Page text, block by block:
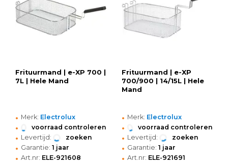
Frituurmand | e-XP 700 |
7L | Hele Mand
• Merk: Electrolux
• voorraad controleren
• Levertijd: zoeken
• Garantie: 1 jaar
• Art.nr: ELE-921608
Frituurmand | e-XP
700/900 | 14/15L | Hele
Mand
• Merk: Electrolux
• voorraad controleren
• Levertijd: zoeken
• Garantie: 1 jaar
• Art.nr: ELE-921691